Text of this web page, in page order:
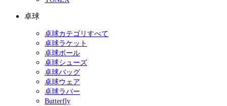
卓球
卓球カテゴリすべて
卓球ラケット
卓球ボール
卓球シューズ
卓球バッグ
卓球ウェア
卓球ラバー
Butterfly